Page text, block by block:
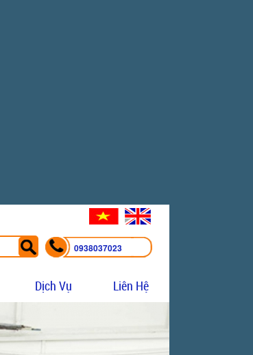
0938037023
Dịch Vụ Liên Hệ